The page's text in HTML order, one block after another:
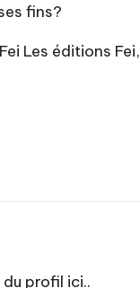
fins?
Les éditions Fei,
profil ici..